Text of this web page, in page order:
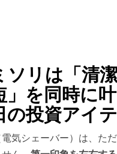
ソリは「清潔
」を同時に叶
の投資アイ
気シェーバー）は、た